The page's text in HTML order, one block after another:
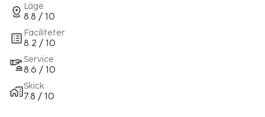
Läge
8.8 / 10
Faciliteter
8.2 / 10
Service
8.6 / 10
Skick
7.8 / 10